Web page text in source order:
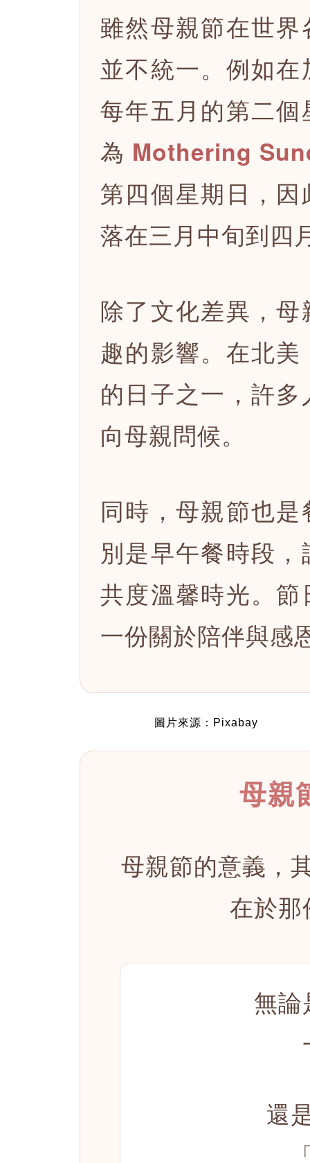
雖然母親節在世
並不統一。例如
每年五月的第二
為 Mothering
第四個星期日，
落在三月中旬到四
除了文化差異，
趣的影響。在北
的日子之一，許
向母親問候。
同時，母親節也
別是早午餐時段
共度溫馨時光。
一份關於陪伴與感
圖片來源：Pixabay
母親
母親節的意義，
在於
無
還